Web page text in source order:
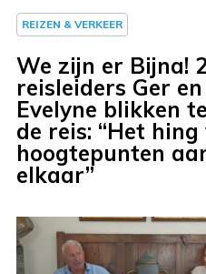
REIZEN & VERKEER
We zijn er Bijna!
reisleiders Ger en
Evelyne blikken
de reis: “Het hing
hoogtepunten
elkaar”